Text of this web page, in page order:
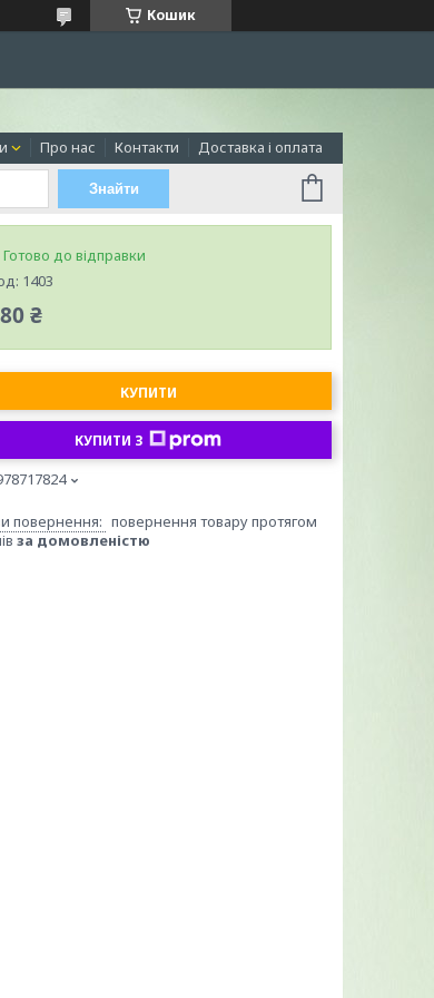
Кошик
Про нас Контакти Доставка і оплата
Знайти
Готово до відправки
1403
₴
КУПИТИ
КУПИТИ З
повернення товару протягом
за домовленістю